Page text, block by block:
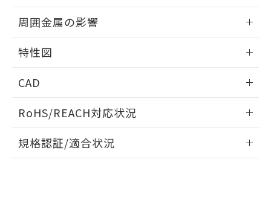
出力段回路図
相互干渉
A: 25mm以上、B: 20mm以上
周囲金属の影響
周囲金属の影響
特性図
検出物体の大きさと材質による影響
CAD
ドすることができます。
ログイン/会員登録
RoHS/REACH対応状況
EU RoHS 注意事項・凡例
規格認証/適合状況
物質の対応では、対応完了までの期間は出
荷製品に未対応品が混在することから備考
欄に対応日を記載しておりました。
既に当社にて対応品への在庫切替を完了
していることから、特段のことがない限